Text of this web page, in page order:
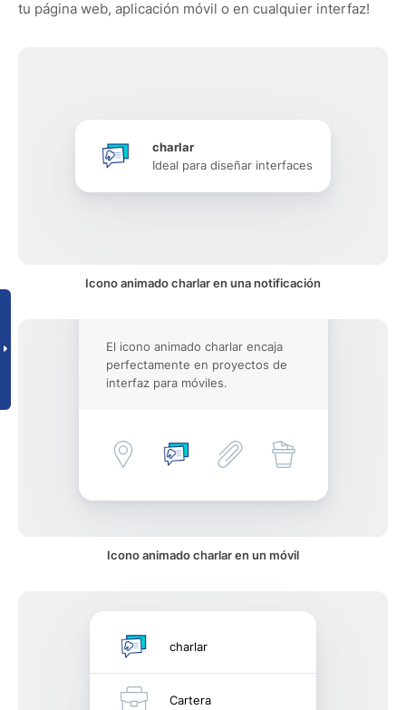
tu página web, aplicación móvil o en cualquier interfaz!
charlar
Ideal para diseñar interfaces
Icono animado charlar en una notificación
El icono animado charlar encaja
perfectamente en proyectos de
interfaz para móviles.
Icono animado charlar en un móvil
charlar
Cartera